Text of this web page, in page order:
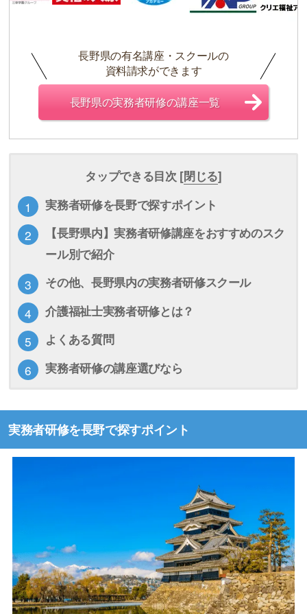
長野県の有名講座・スクールの
資料請求ができます
長野県の実務者研修の講座一覧
タップできる目次 [閉じる]
実務者研修を長野で探すポイント
【長野県内】実務者研修講座をおすすめのスク
ール別で紹介
その他、長野県内の実務者研修スクール
介護福祉士実務者研修とは？
よくある質問
実務者研修の講座選びなら
実務者研修を長野で探すポイント